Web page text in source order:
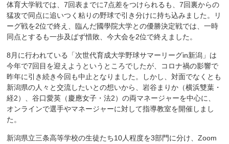
体育大学戦では、7回表までに7点差をつけられるも、7回裏からの
猛攻で同点に追いつく粘りの野球で引き分けに持ち込みました。リ
ーグ戦を2位で終え、臨んだ國學院大学との優勝決定戦では、一時
同点とするも一歩及ばず惜敗、今大会を2位で終えました。
8月に行われている「次世代育成大学野球サマーリーグin新潟」は
今年で7回目を迎えようというところでしたが、コロナ禍の影響で
昨年に引き続き今回も中止となりました。しかし、対面でなくとも
新潟県の人々と交流したいとの想いから、岩谷まりか（横浜雙葉・
経2）、谷口愛英（慶應女子・法2）の両マネージャーを中心に、
オンラインで選手やマネージャーに対して指導教室を開催しまし
た。
新潟県立三条高等学校の生徒たち10人程度を3部門に分け、Zoom